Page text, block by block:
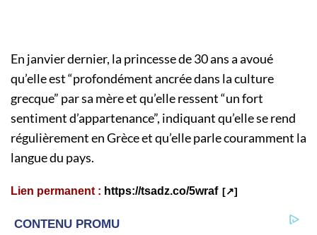
En janvier dernier, la princesse de 30 ans a avoué
qu’elle est “profondément ancrée dans la culture
grecque” par sa mère et qu’elle ressent “un fort
sentiment d’appartenance”, indiquant qu’elle se rend
régulièrement en Grèce et qu’elle parle couramment la
langue du pays.
Lien permanent : https://tsadz.co/5wraf